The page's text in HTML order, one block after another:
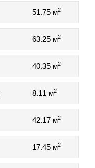
51.75 м2
63.25 м2
40.35 м2
8.11 м2
42.17 м2
17.45 м2